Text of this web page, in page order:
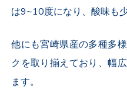
は9~10度になり、酸味も
他にも宮崎県産の多種多
クを取り揃えており、幅
ます。